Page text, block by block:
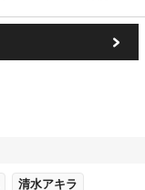
清水アキラ